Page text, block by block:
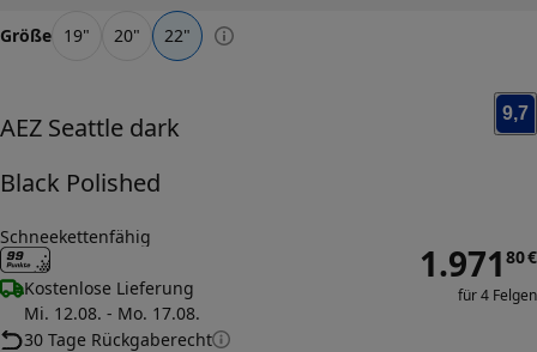
Größe 19" 20" 22"
AEZ Seattle dark
Black Polished
9,7
Schneekettenfähig
Kostenlose Lieferung
Mi. 12.08. - Mo. 17.08.
30 Tage Rückgaberecht
1.971 80€
für 4 Felgen